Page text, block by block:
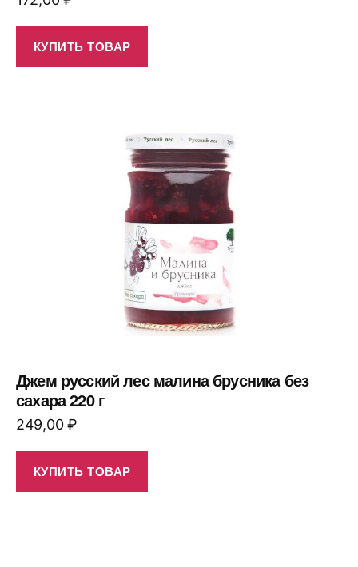
КУПИТЬ ТОВАР
Джем русский лес малина брусника без
сахара 220 г
249,00₽
КУПИТЬ ТОВАР